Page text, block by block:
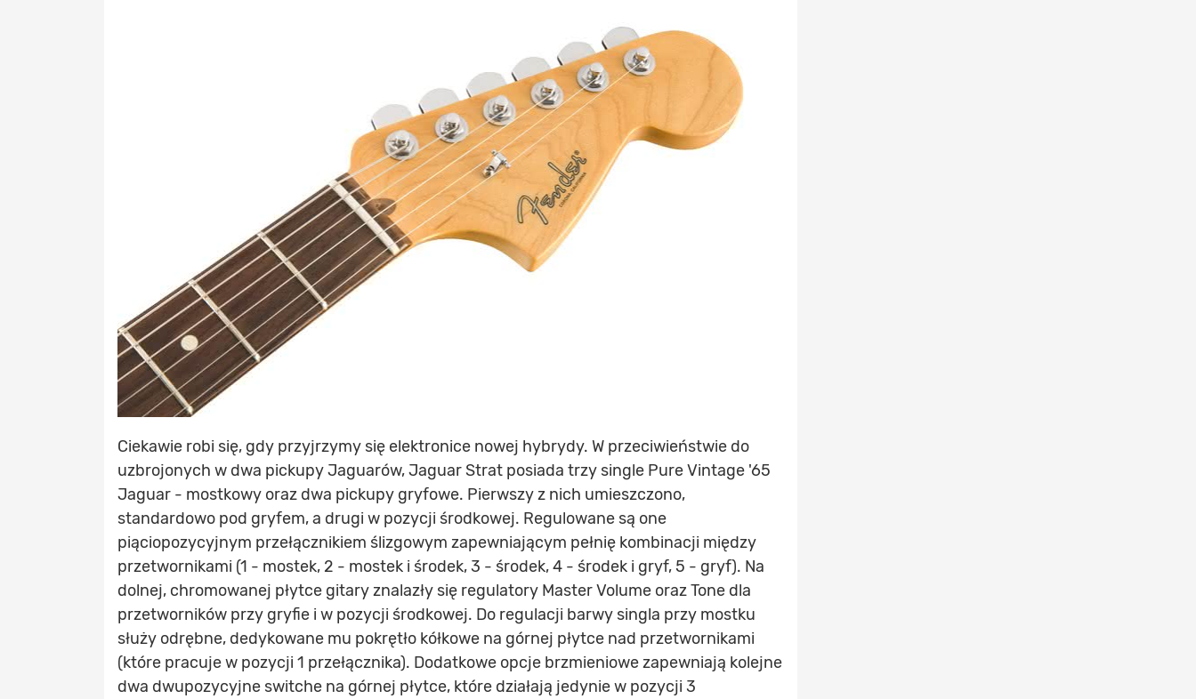
Ciekawie robi się, gdy przyjrzymy się elektronice nowej hybrydy. W przeciwieństwie do
uzbrojonych w dwa pickupy Jaguarów, Jaguar Strat posiada trzy single Pure Vintage '65
Jaguar - mostkowy oraz dwa pickupy gryfowe. Pierwszy z nich umieszczono,
standardowo pod gryfem, a drugi w pozycji środkowej. Regulowane są one
piąciopozycyjnym przełącznikiem ślizgowym zapewniającym pełnię kombinacji między
przetwornikami (1 - mostek, 2 - mostek i środek, 3 - środek, 4 - środek i gryf, 5 - gryf). Na
dolnej, chromowanej płytce gitary znalazły się regulatory Master Volume oraz Tone dla
przetworników przy gryfie i w pozycji środkowej. Do regulacji barwy singla przy mostku
służy odrębne, dedykowane mu pokrętło kółkowe na górnej płytce nad przetwornikami
(które pracuje w pozycji 1 przełącznika). Dodatkowe opcje brzmieniowe zapewniają kolejne
dwa dwupozycyjne switche na górnej płytce, które działają jedynie w pozycji 3